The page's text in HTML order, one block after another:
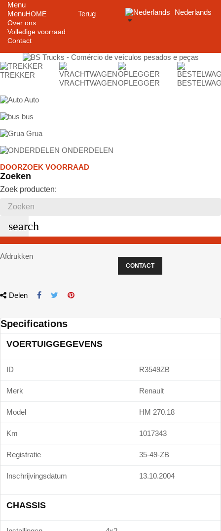
Menu
Menu
Terug
HOME
Over ons
Volledige voorraad
Contact
Nederlands
TREKKER
VRACHTWAGENOPLEGGER
Auto
bus
Grua
ONDERDELEN
DOORZOEK VOORRAAD
Zoeken
Zoek producten:
search
Afdrukken
CONTACT
Delen
Specifications
VOERTUIGGEGEVENS
ID R3549ZB
Merk Renault
Model HM 270.18
Km 1017343
Registratie 35-49-ZB
Inschrijvingsdatum 13.10.2004
CHASSIS